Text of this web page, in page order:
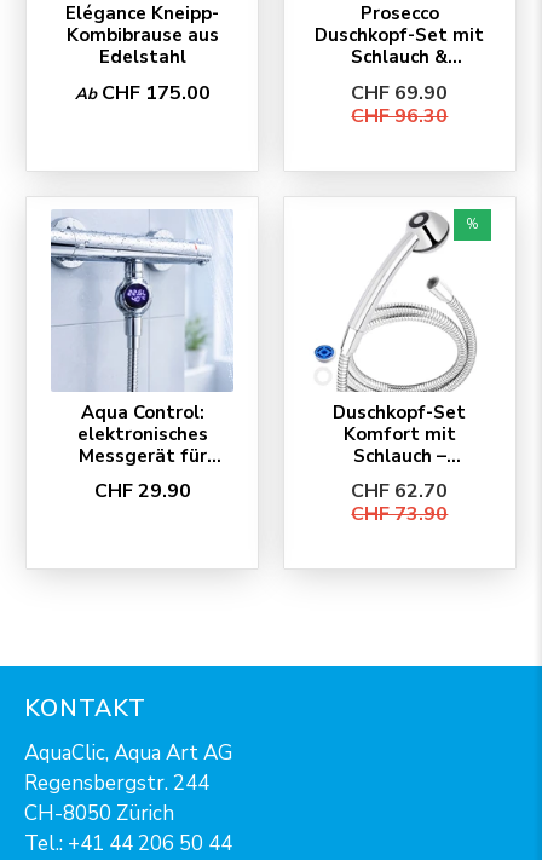
Elégance Kneipp-
Kombibrause aus
Edelstahl
Ab CHF 175.00
Prosecco
Duschkopf-Set mit
Schlauch &
CHF 69.90
CHF 96.30
Aqua Control:
elektronisches
Messgerät für
CHF 29.90
%
Duschkopf-Set
Komfort mit
Schlauch –
EcoChrome
CHF 62.70
CHF 73.90
KONTAKT
AquaClic, Aqua Art AG
Regensbergstr. 244
CH-8050 Zürich
Tel.: +41 44 206 50 44